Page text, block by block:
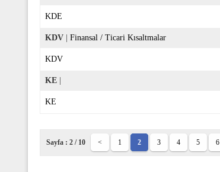
KDE
KDV Finansal / Ticari Kısaltmalar
KDV
KE
KE
Sayfa : 2 / 10 < 1 2 3 4 5 6